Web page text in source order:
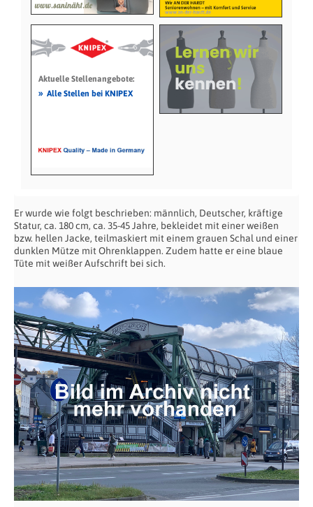
Aktuelle Stellenangebote:
» Alle Stellen bei KNIPEX
Er wurde wie folgt beschrieben: männlich, Deutscher, kräftige
Statur, ca. 180 cm, ca. 35-45 Jahre, bekleidet mit einer weißen
bzw. hellen Jacke, teilmaskiert mit einem grauen Schal und einer
dunklen Mütze mit Ohrenklappen. Zudem hatte er eine blaue
Tüte mit weißer Aufschrift bei sich.